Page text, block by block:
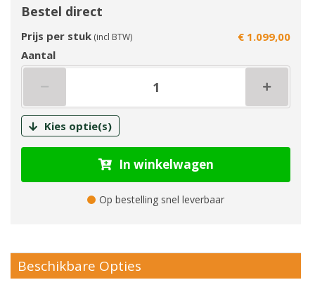
Bestel direct
Prijs per stuk (incl BTW)
€ 1.099,00
Aantal
Kies optie(s)
In winkelwagen
Op bestelling snel leverbaar
Beschikbare Opties